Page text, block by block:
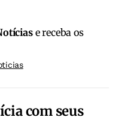
e receba os
com seus